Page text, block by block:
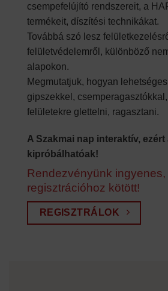
csempefelújító rendszereit, a
termékeit, díszítési technikákat.
Továbbá szó lesz
felületvédelemről, különböző
alapokon.
Megmutatjuk, hogyan
gipszekkel,
felületekre glettelni, ragasztani.
A Szakmai nap interaktív, ezért
kipróbálhatóak!
Rendezvényünk ingyenes,
regisztrációhoz kötött!
REGISZTRÁLOK